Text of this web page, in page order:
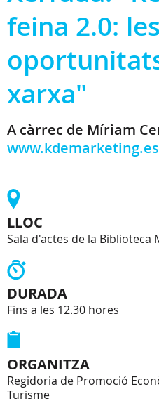
feina 2.0: les
xarxa"
A càrrec de Míriam
www.kdemarketing.es
LLOC
Sala d'actes de la Biblioteca
DURADA
Fins a les 12.30 hores
ORGANITZA
Regidoria de Promoció
Turisme